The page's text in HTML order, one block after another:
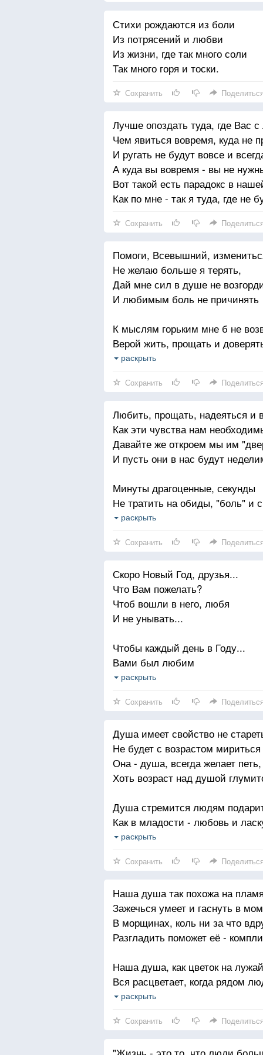
Нет некрасивых женщин - НЕТ
Всегда прекрасны, коль любимы
И разве важно - сколько лет?...
Ведь каждая - неповторима..
Стихи рождаются из боли
Из потрясений и любви
Из жизни, где так много соли
Так много горя и тоски.
Сохранить Поделиться
Лучше опоздать туда, где Вас
Чем явиться вовремя, куда не
И ругать не будут вовсе и
А куда вы вовремя - вы не
Вот такой есть парадокс в
Как по мне - так я туда, где не
Сохранить Поделиться
Помоги, Всевышний,
Не желаю больше я терять,
Дай мне сил в душе не
И любимым боль не причинять
К мыслям горьким мне б не
Верой жить, прощать и
Праведною жизнью
Ты мне подставляешь свои руки
В миг тяжёлый, даришь мне
И спасаешь от безмерной
Чтобы не казалась жизнь
Не хочу терять своих друзей,
На врагов чтоб прекратила
Боже, помоги мне стать добрей...
раскрыть
Сохранить Поделиться
Любить, прощать, надеяться и
Как эти чувства нам
Давайте же откроем мы им
И пусть они в нас будут
Минуты драгоценные, секунды
Не тратить на обиды, "боль" и
Слова пусть будут только -
Любить, прощать, надеяться и
Как эти чувства нам необходимы,
Чтоб не завидовать, не
Тогда, надеюсь, будем мы -
раскрыть
Сохранить Поделиться
Скоро Новый Год, друзья...
Что Вам пожелать?
Чтоб вошли в него, любя
И не унывать...
Чтобы каждый день в Году...
Вами был любим
Чтоб с собой всегда в ладу,
Чтобы почитали Вас
Дети и друзья
Каждый день иль каждый час
Прожит был не зря
В этот Год Змеи
Сбыться б всем моим словам...
Бог, благослови!
раскрыть
Сохранить Поделиться
Душа имеет свойство не
Не будет с возрастом мириться
Она - душа, всегда желает петь,
Хоть возраст над душой
Душа стремится людям
Как в младости - любовь и
Старается до тризны всем
Ей возраст - не помеха, не беда
С ним нет гармонии - не
Она была и будет молода
А это - важно и прекрасно...
раскрыть
Сохранить Поделиться
Наша душа так похожа на
Зажечься умеет и гаснуть в
В морщинах, коль ни за что
Разгладить поможет её -
Наша душа, как цветок на
Вся расцветает, когда рядом
И понимают, как важно хозяйке,
Наша душа не стареет с
раскрыть
Сохранить Поделиться